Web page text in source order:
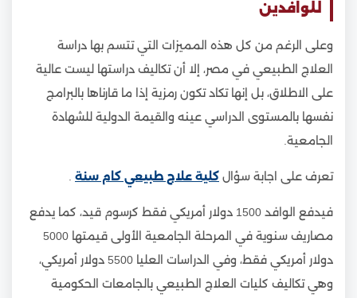
للوافدين
وعلى الرغم من كل هذه المميزات التي تتسم بها دراسة
العلاج الطبيعي في مصر، إلا أن تكاليف دراستها ليست عالية
على الاطلاق، بل إنها تكاد تكون رمزية إذا ما قارناها بالبرامج
نفسها بالمستوى الدراسي عينه والقيمة الدولية للشهادة
الجامعية.
تعرف على اجابة سؤال كلية علاج طبيعي كام سنة
فيدفع الوافد 1500 دولار أمريكي فقط كرسوم قيد، كما يدفع
مصاريف سنوية في المرحلة الجامعية الأولى قيمتها 5000
دولار أمريكي فقط، وفي الدراسات العليا 5500 دولار أمريكي،
وهي تكاليف كليات العلاج الطبيعي بالجامعات الحكومية